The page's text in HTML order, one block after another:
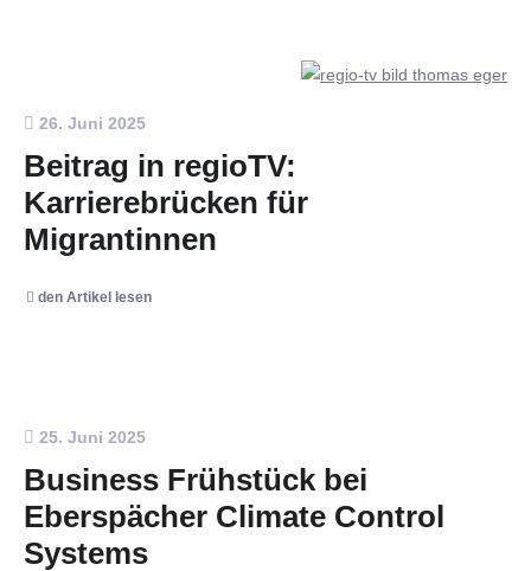
26. Juni 2025
Beitrag in regioTV:
Karrierebrücken für
Migrantinnen
den Artikel lesen
25. Juni 2025
Business Frühstück bei
Eberspächer Climate Control
Systems